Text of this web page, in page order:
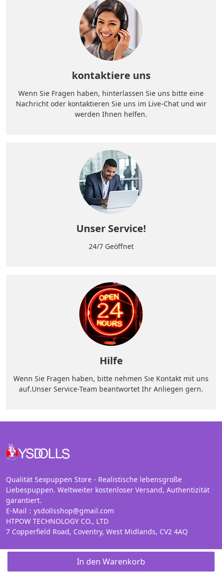
In den Warenkorb
kontaktiere uns
Wenn Sie Fragen haben, hinterlassen Sie uns bitte eine
Nachricht oder kontaktieren Sie uns im Live-Chat und wir
werden Ihnen helfen.
Unser Service!
24/7 Geöffnet
Hilfe
Wenn Sie Fragen haben, bitte nehmen Sie Kontakt mit uns
auf.Unser Service-Team beantwortet Ihr Anliegen gern.
Qualität Sexpuppen Store - Realistische lebensgroße
Liebespuppen. Weltweiter kostenloser Versand, Authentizität
garantiert.
E-Mail：ysdollsshop@gmail.com
HTPOW TECHNOLOGY CO., LTD
7 Copperfield Road, Coventry, West Midlands, CV2 4AQ
SEXPUPPEN & SEXTOYS